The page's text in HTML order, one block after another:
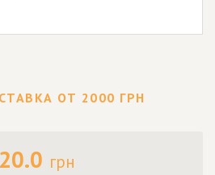
ОТ 2000 ГРН
грн